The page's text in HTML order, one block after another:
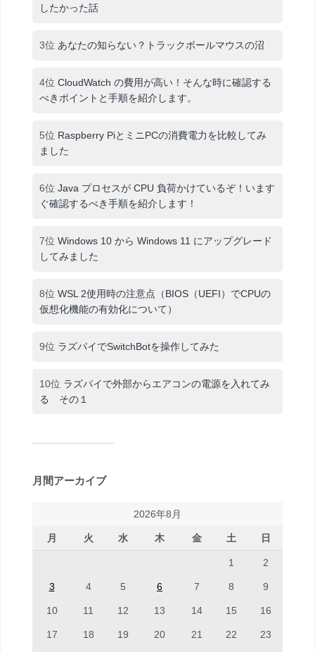
したかった話
3位 あなたの知らない？トラックボールマウスの沼
4位 CloudWatch の費用が高い！そんな時に確認する
べきポイントと手順を紹介します。
5位 Raspberry PiとミニPCの消費電力を比較してみ
ました
6位 Java プロセスが CPU 負荷かけているぞ！います
ぐ確認するべき手順を紹介します！
7位 Windows 10 から Windows 11 にアップグレード
してみました
8位 WSL 2使用時の注意点（BIOS（UEFI）でCPUの
仮想化機能の有効化について）
9位 ラズパイでSwitchBotを操作してみた
10位 ラズパイで外部からエアコンの電源を入れてみ
る その１
月間アーカイブ
2026年8月
月 火 水 木 金 土 日
1 2
3 4 5 6 7 8 9
10 11 12 13 14 15 16
17 18 19 20 21 22 23